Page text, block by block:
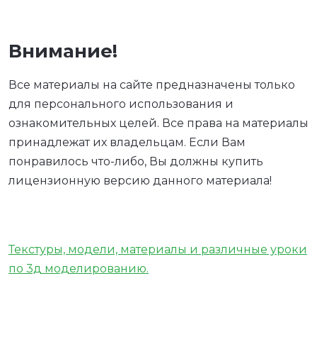
Внимание!
Все материалы на сайте предназначены только
для персонального использования и
ознакомительных целей. Все права на материалы
принадлежат их владельцам. Если Вам
понравилось что-либо, Вы должны купить
лицензионную версию данного материала!
Текстуры, модели, материалы и различные уроки
по 3д моделированию.